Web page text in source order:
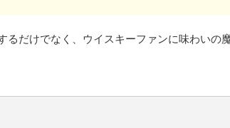
だけでなく、ウイスキーファンに味わいの